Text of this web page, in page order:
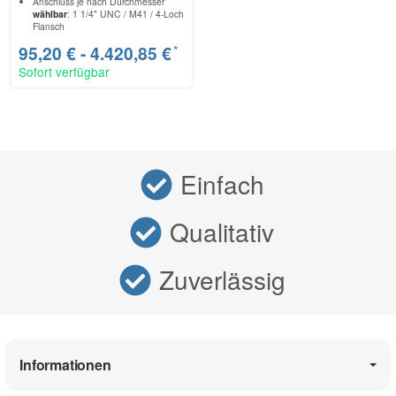
wählbar: 1 1/4" UNC / M41 / 4-Loch
Flansch
95,20 € -4.420,85 €*
Sofort verfügbar
Einfach
Qualitativ
Zuverlässig
Informationen